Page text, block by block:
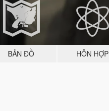
BẢN ĐỒ HỖN HỢP